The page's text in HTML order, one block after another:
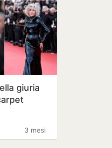
giuria
3 mesi